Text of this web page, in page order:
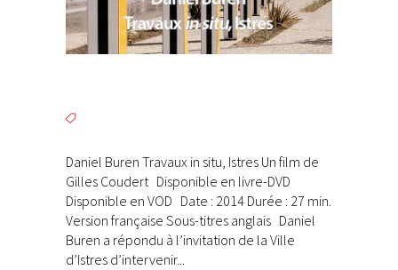
Daniel Buren Travaux in situ, Istres Un film de
Gilles Coudert Disponible en livre-DVD
Disponible en VOD Date : 2014 Durée : 27 min.
Version française Sous-titres anglais Daniel
Buren a répondu à l’invitation de la Ville
d’Istres d’intervenir...